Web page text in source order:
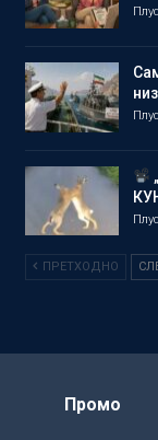
ПРЕТХОДНО
Промо